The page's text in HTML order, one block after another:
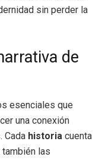
sin perder la
de
esenciales que
una conexión
Cada historia cuenta
las